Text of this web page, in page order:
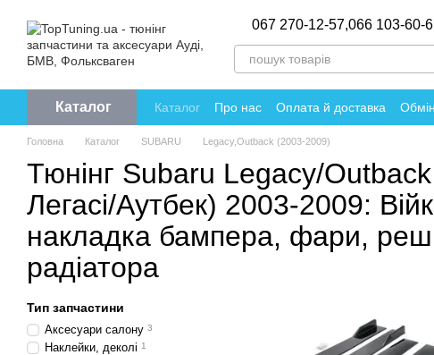
067 270-12-57,066 103-60-
Каталог Каталог Про нас Оплата й доставка
Політика конфіденційності
Відгуки про
Головна Каталог SUBARU Legacy,Outback (2003-2009)
Тюнінг Subaru Legacy/
Легасі/Аутбек) 2003-2009:
накладка бампера, фари,
радіатора
Тип запчастини
Аксесуари салону 3
Наклейки, деколі 1